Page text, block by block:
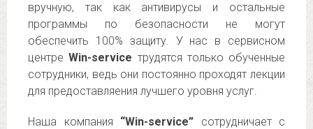
вручную, так как антивирусы и остальные
программы по безопасности не могут
обеспечить 100% защиту. У нас в сервисном
центреWin-service трудятся только обученные
сотрудники, ведь они постоянно проходят лекции
для предоставляения лучшего уровня услуг.
Наша компания “Win-service” сотрудничает с